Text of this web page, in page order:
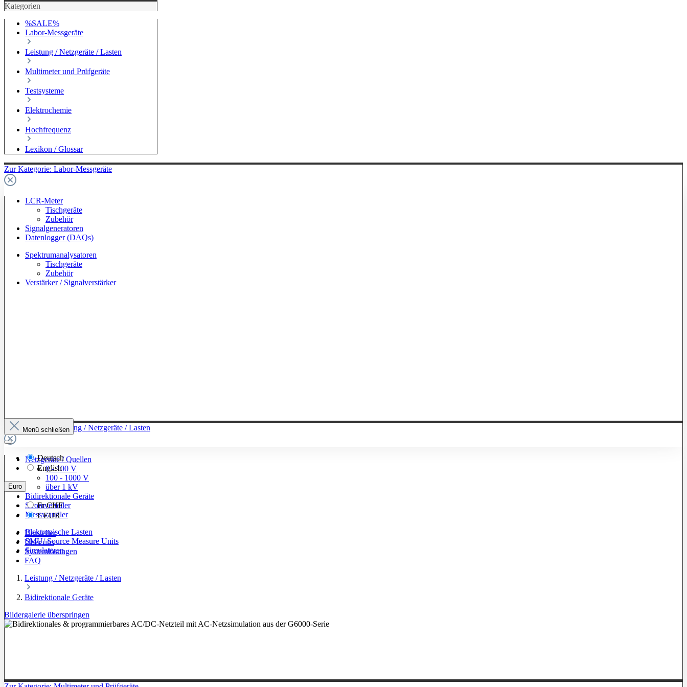
Kategorien
%SALE%
Labor-Messgeräte
Leistung / Netzgeräte / Lasten
Multimeter und Prüfgeräte
Testsysteme
Elektrochemie
Hochfrequenz
Lexikon / Glossar
Zur Kategorie: Labor-Messgeräte
LCR-Meter
Tischgeräte
Zubehör
Signalgeneratoren
Datenlogger (DAQs)
Spektrumanalysatoren
Tischgeräte
Zubehör
Verstärker / Signalverstärker
Zur Kategorie: Leistung / Netzgeräte / Lasten
Netzgeräte / Quellen
0 - 100 V
100 - 1000 V
über 1 kV
Bidirektionale Geräte
Stromverteiler
Messwandler
Elektronische Lasten
SMU/ Source Measure Units
Simulatoren
Menü schließen
Deutsch
English
Euro
FrCHF
€EUR
Hersteller
Über uns
Systemlösungen
FAQ
Leistung / Netzgeräte / Lasten
Bidirektionale Geräte
Bildergalerie überspringen